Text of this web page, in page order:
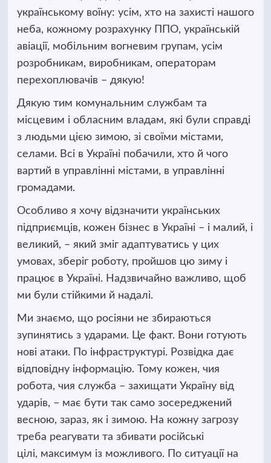
українському воїну: усім, хто на захисті нашого
неба, кожному розрахунку ППО, українській
авіації, мобільним вогневим групам, усім
розробникам, виробникам, операторам
перехоплювачів – дякую!
Дякую тим комунальним службам та
місцевим і обласним владам, які були справді
з людьми цією зимою, зі своїми містами,
селами. Всі в Україні побачили, хто й чого
вартий в управлінні містами, в управлінні
громадами.
Особливо я хочу відзначити українських
підприємців, кожен бізнес в Україні – і малий, і
великий, – який зміг адаптуватись у цих
умовах, зберіг роботу, пройшов цю зиму і
працює в Україні. Надзвичайно важливо, щоб
ми були стійкими й надалі.
Ми знаємо, що росіяни не збираються
зупинятись з ударами. Це факт. Вони готують
нові атаки. По інфраструктурі. Розвідка дає
відповідну інформацію. Тому кожен, чия
робота, чия служба – захищати Україну від
ударів, – має бути так само зосереджений
весною, зараз, як і зимою. На кожну загрозу
треба реагувати та збивати російські
цілі, максимум із можливого. По ситуації на